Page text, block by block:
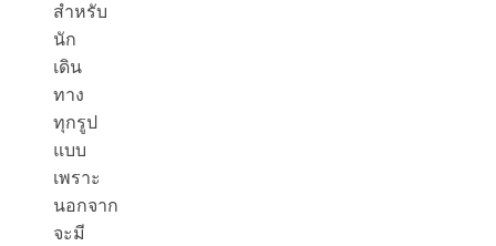
สำหรับ
นัก
เดิน
ทาง
ทุกรูป
แบบ
เพราะ
นอกจาก
จะมี